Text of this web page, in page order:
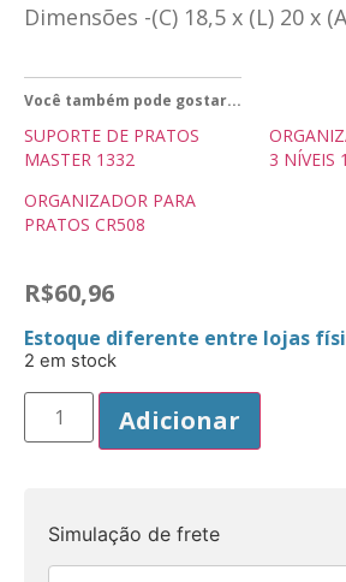
Dimensões -(C) 18,5 x (L) 20 x
Você também pode gostar...
SUPORTE DE PRATOS
MASTER 1332
3 NÍVEIS
ORGANIZADOR PARA
PRATOS CR508
R$60,96
Estoque diferente entre lojas
2 em stock
Adicionar
Simulação de frete